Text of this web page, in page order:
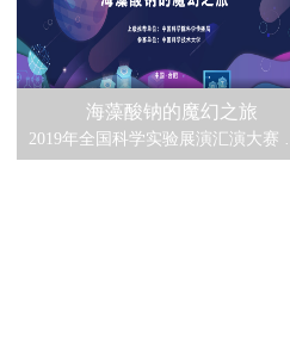
海藻酸钠的魔幻之旅